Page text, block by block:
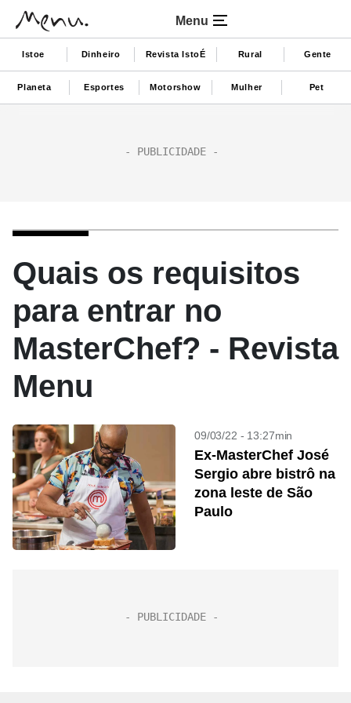
Menu
Istoe Dinheiro Revista IstoÉ Rural Gente
Planeta Esportes Motorshow Mulher Pet
Quais os requisitos
para entrar no
MasterChef? - Revista
Menu
09/03/22 - 13:27min
Ex-MasterChef José
Sergio abre bistrô na
zona leste de São
Paulo